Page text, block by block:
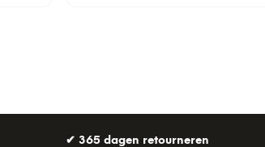
✔ 365 dagen retourneren